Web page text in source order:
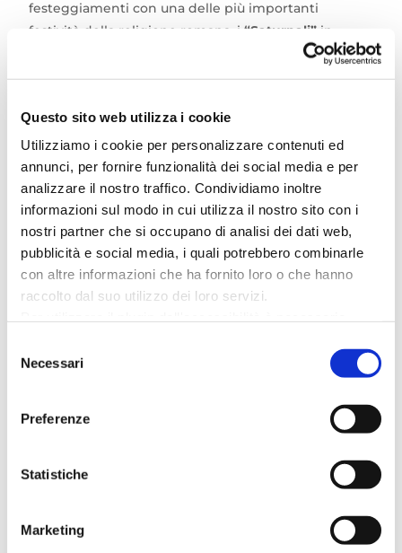
Questo sito web utilizza i cookie
Utilizziamo i cookie per personalizzare contenuti ed
annunci, per fornire funzionalità dei social media e per
analizzare il nostro traffico. Condividiamo inoltre
informazioni sul modo in cui utilizza il nostro sito con i
nostri partner che si occupano di analisi dei dati web,
pubblicità e social media, i quali potrebbero combinarle
con altre informazioni che ha fornito loro o che hanno
raccolto dal suo utilizzo dei loro servizi.
Per ulteriori informazioni è possibile consultare
Cookie Policy.
delNecessari
Preferenze
Statistiche
Marketing
festeggiamenti con una delle più importanti
festività della religione romana, i“Saturnali” in
onore del dio Saturno con giochi e piccoli doni
simbolici.
**Programma**
23 febbraio, ore 10.00 – “Demoni in festa”
23 marzo, ore 10.00 – “Regina di spade”
6 aprile, 10.00 – “Saturno contro”